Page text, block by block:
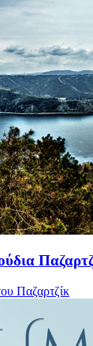
Παζαρτζίκ